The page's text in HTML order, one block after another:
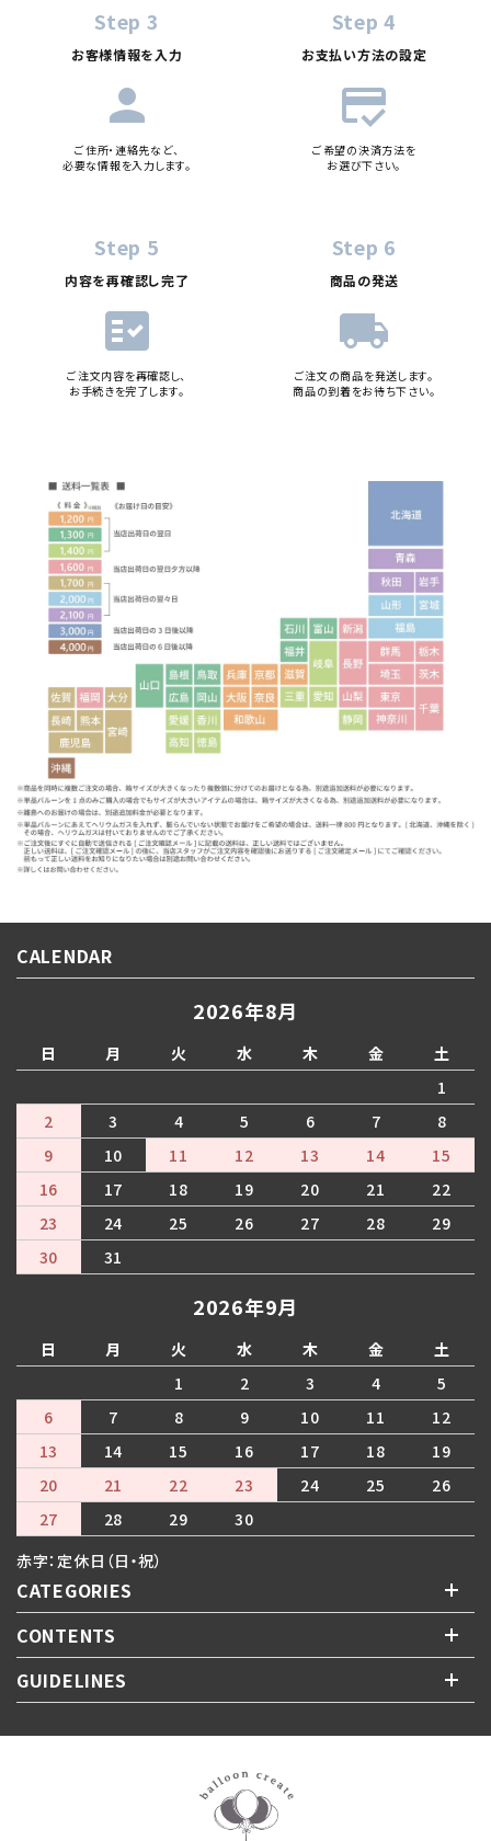
Step 3
お客様情報を入力
person
ご住所・連絡先など、
必要な情報を入力します。
Step 4
お支払い方法の設定
credit_score
ご希望の決済方法を
お選び下さい。
Step 5
内容を再確認し完了
fact_check
ご注文内容を再確認し、
お手続きを完了します。
Step 6
商品の発送
local_shipping
ご注文の商品を発送します。
商品の到着をお待ち下さい。
CALENDAR
2026年8月
日 月 火 水 木 金
土
1
2
3 4 5 6 7
8
9
10 11 12 13 14
15
16
17 18 19 20 21
22
23
24 25 26 27 28
29
30
31
2026年9月
日 月 火 水 木 金
土
1
2 3 4
5
6
7 8 9 10 11
12
13
14 15 16 17 18
19
20
21 22 23 24 25
26
27
28 29
30
赤字：定休日（日・祝）
CATEGORIES
CONTENTS
GUIDELINES